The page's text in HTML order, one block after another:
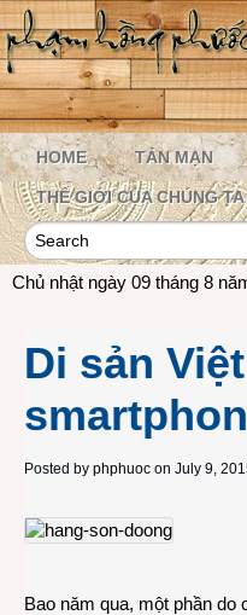
HOME TẢN MẠN
THẾ GIỚI CỦA CHÚNG TA
Chủ nhật ngày 09 tháng 8
Di sản
Posted by phphuoc on July 9,
Bao năm qua, một phần